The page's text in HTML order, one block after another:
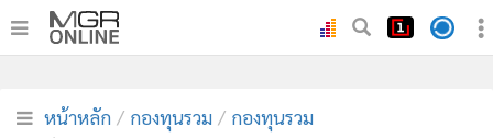
• ทันเหตุการณ์
หน้าหลัก กองทุนรวม กองทุนรวม